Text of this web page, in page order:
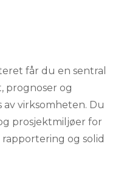
får du en sentral
prognoser og
virksomheten. Du
prosjektmiljøer for
rapportering og solid